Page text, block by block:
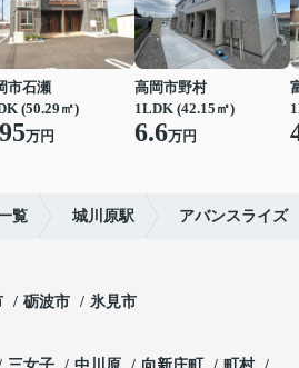
市石瀬
(50.29㎡)
万円
高岡市野村
1LDK (42.15㎡)
6.6万円
覧 城川原駅 アバンスライズ
砺波市 氷見市